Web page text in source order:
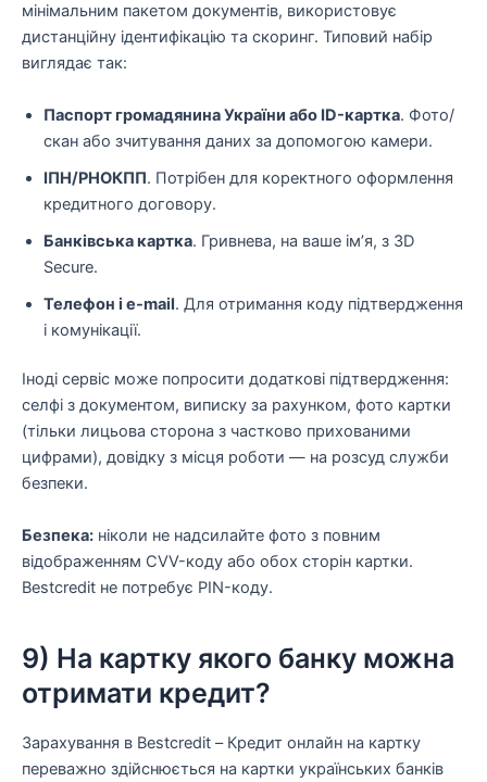
мінімальним пакетом документів, використовує
дистанційну ідентифікацію та скоринг. Типовий набір
виглядає так:
Паспорт громадянина України або ID-картка. Фото/
скан або зчитування даних за допомогою камери.
ІПН/РНОКПП. Потрібен для коректного оформлення
кредитного договору.
Банківська картка. Гривнева, на ваше ім’я, з 3D
Secure.
Телефон і e-mail. Для отримання коду підтвердження
і комунікації.
Іноді сервіс може попросити додаткові підтвердження:
селфі з документом, виписку за рахунком, фото картки
(тільки лицьова сторона з частково прихованими
цифрами), довідку з місця роботи — на розсуд служби
безпеки.
Безпека: ніколи не надсилайте фото з повним
відображенням CVV-коду або обох сторін картки.
Bestcredit не потребує PIN-коду.
9) На картку якого банку можна
отримати кредит?
Зарахування в Bestcredit – Кредит онлайн на картку
переважно здійснюється на картки українських банків